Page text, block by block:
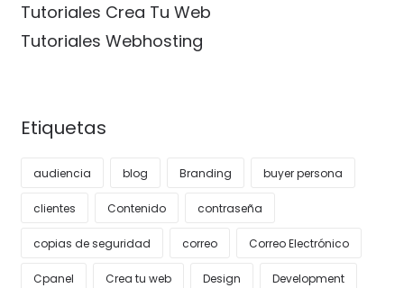
Tutoriales Crea Tu Web
Tutoriales Webhosting
Etiquetas
audiencia blog Branding buyer persona
clientes Contenido contraseña
copias de seguridad correo Correo Electrónico
Cpanel Crea tu web Design Development